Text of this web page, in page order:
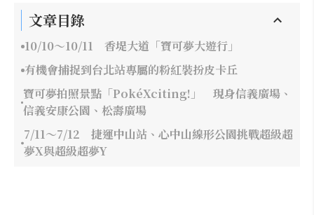
文章目錄
10/10～10/11 香堤大道「寶可夢大遊行」
有機會捕捉到台北站專屬的粉紅裝扮皮卡丘
寶可夢拍照景點「PokéXciting!」 現身信義廣場、
信義安康公園、松壽廣場
7/11～7/12 捷運中山站、心中山線形公園挑戰超級超
夢X與超級超夢Y